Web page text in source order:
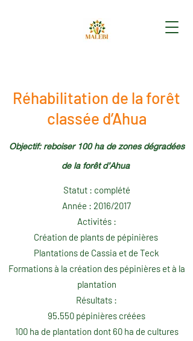
Réhabilitation de la forêt
classée d’Ahua
Objectif: reboiser 100 ha de zones dégradées
de la forêt d’Ahua
Statut : complété
Année : 2016/2017
Activités :
Création de plants de pépinières
Plantations de Cassia et de Teck
Formations à la création des pépinières et à la
plantation
Résultats :​
95.550 pépinières créées
100 ha de plantation dont 60 ha de cultures